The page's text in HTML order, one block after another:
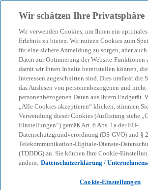
menu search
KPMG Tax News
Allgemeine
die Außenprüfung
UPDATE:
Bundesrat
Wir schätzen Ihre Privatsphäre
Wir verwenden Cookies, um Ihnen ein
Erlebnis zu bieten. Wir nutzen Cookies zum
für eine sichere Anmeldung zu sorgen, aber
Daten zur Optimierung der Website-Funktionen
damit wir Ihnen Inhalte bereitstellen können,
Interessen zugeschnitten sind. Dies umfasst die
das Auslesen von personenbezogenen und nicht-
personenbezogenen Daten aus Ihrem Endgerät.
„Alle Cookies akzeptieren“ klicken, stimmen
Verwendung dieser Cookies (Auflistung siehe
Einstellungen“) gemäß Art. 6 Abs. 1a der EU-
Datenschutzgrundverordnung (DS-GVO) und §
Telekommunikation-Digitale-Dienste-
(TDDDG) zu. Sie können Ihre Cookie-
ändern. Datenschutzerklärung /
Cookie-Einstellungen